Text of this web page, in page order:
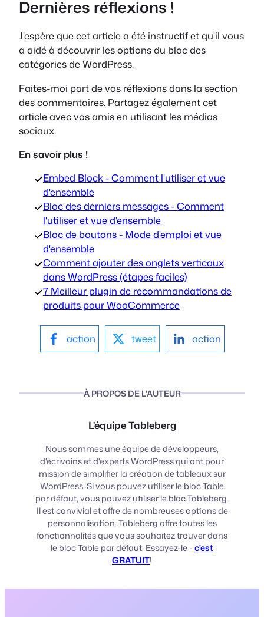
Dernières réflexions !
J'espère que cet article a été instructif et qu'il vous
a aidé à découvrir les options du bloc des
catégories de WordPress.
Faites-moi part de vos réflexions dans la section
des commentaires. Partagez également cet
article avec vos amis en utilisant les médias
sociaux.
En savoir plus !
Embed Block - Comment l'utiliser et vue
d'ensemble
Bloc des derniers messages - Comment
l'utiliser et vue d'ensemble
Bloc de boutons - Mode d'emploi et vue
d'ensemble
Comment ajouter des onglets verticaux
dans WordPress (étapes faciles)
7 Meilleur plugin de recommandations de
produits pour WooCommerce
action tweet action
À PROPOS DE L'AUTEUR
L'équipe Tableberg
Nous sommes une équipe de développeurs,
d'écrivains et d'experts WordPress qui ont pour
mission de simplifier la création de tableaux sur
WordPress. Si vous pouvez utiliser le bloc Table
par défaut, vous pouvez utiliser le bloc Tableberg.
Il est convivial et offre de nombreuses options de
personnalisation. Tableberg offre toutes les
fonctionnalités que vous souhaitez trouver dans
le bloc Table par défaut. Essayez-le -c'est
GRATUIT!